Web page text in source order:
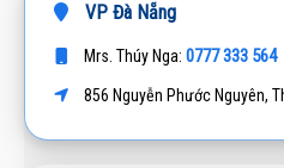
VP Đà Nẵng
Mrs. Thúy Nga: 0777 333 564
856 Nguyễn Phước Nguyên,